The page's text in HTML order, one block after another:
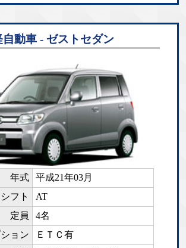
自動車 - ゼストセダン
年式
平成21年03月
シフト
AT
定員
4名
ョン
ＥＴＣ有